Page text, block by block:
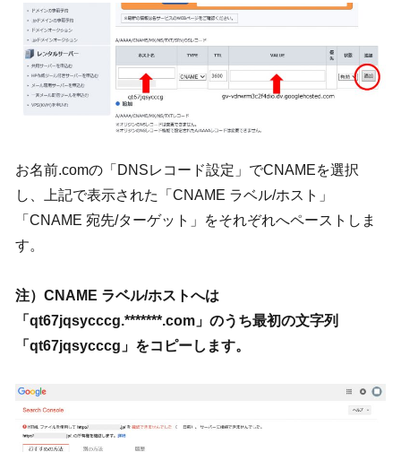
お名前.comの「DNSレコード設定」でCNAMEを選択
し、上記で表示された「CNAME ラベル/ホスト」
「CNAME 宛先/ターゲット」をそれぞれへペーストしま
す。
注）CNAME ラベル/ホストへは
「qt67jqsycccg.*******.com」のうち最初の文字列
「qt67jqsycccg」をコピーします。